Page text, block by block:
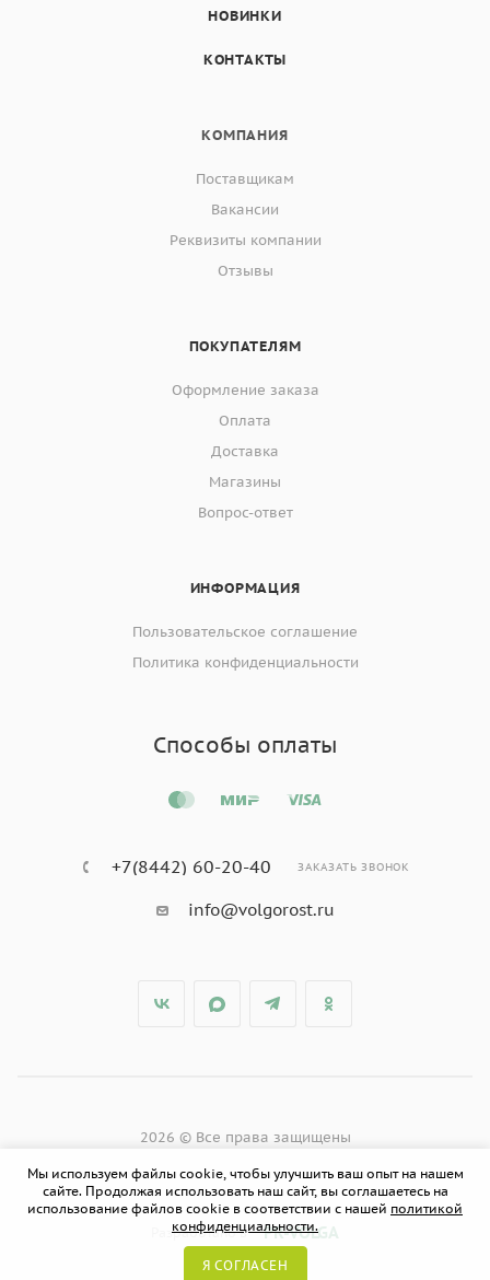
НОВИНКИ
КОНТАКТЫ
КОМПАНИЯ
Поставщикам
Вакансии
Реквизиты компании
Отзывы
ПОКУПАТЕЛЯМ
Оформление заказа
Оплата
Доставка
Магазины
Вопрос-ответ
ИНФОРМАЦИЯ
Пользовательское соглашение
Политика конфиденциальности
Способы оплаты
+7(8442) 60-20-40 ЗАКАЗАТЬ ЗВОНОК
info@volgorost.ru
2026 © Все права защищены
Разработано в PR-VOLGA
Мы используем файлы cookie, чтобы улучшить ваш опыт на нашем
сайте. Продолжая использовать наш сайт, вы соглашаетесь на
использование файлов cookie в соответствии с нашей политикой
конфиденциальности.
Я СОГЛАСЕН